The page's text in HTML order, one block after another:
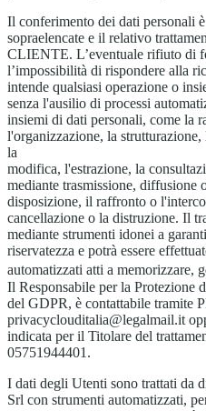
Il conferimento dei dati personali
sopraelencate e il relativo
CLIENTE. L’eventuale rifiuto di
l’impossibilità di rispondere alla
intende qualsiasi operazione o
senza l'ausilio di processi
insiemi di dati personali, come la
l'organizzazione, la
la
modifica, l'estrazione, la
mediante trasmissione, diffusione
disposizione, il raffronto o
cancellazione o la distruzione. Il
mediante strumenti idonei a
riservatezza e potrà essere
automatizzati atti a memorizzare,
Il Responsabile per la Protezione
del GDPR, è contattabile tramite
privacyclouditalia@legalmail.it
indicata per il Titolare del
05751944401.
I dati degli Utenti sono trattati da
Srl con strumenti automatizzati,